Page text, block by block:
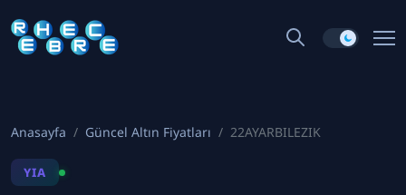
Anasayfa Güncel Altın Fiyatları 22AYARBILEZIK
YIA